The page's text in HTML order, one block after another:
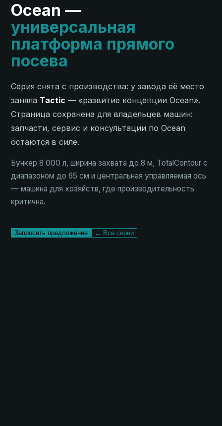
Ocean —
универсальная
платформа прямого
посева
Серия снята с производства: у завода её место
заняла Tactic — «развитие концепции Ocean».
Страница сохранена для владельцев машин:
запчасти, сервис и консультации по Ocean
остаются в силе.
Бункер 8 000 л, ширина захвата до 8 м, TotalContour с
диапазоном до 65 см и центральная управляемая ось
— машина для хозяйств, где производительность
критична.
Запросить предложение ← Все серии